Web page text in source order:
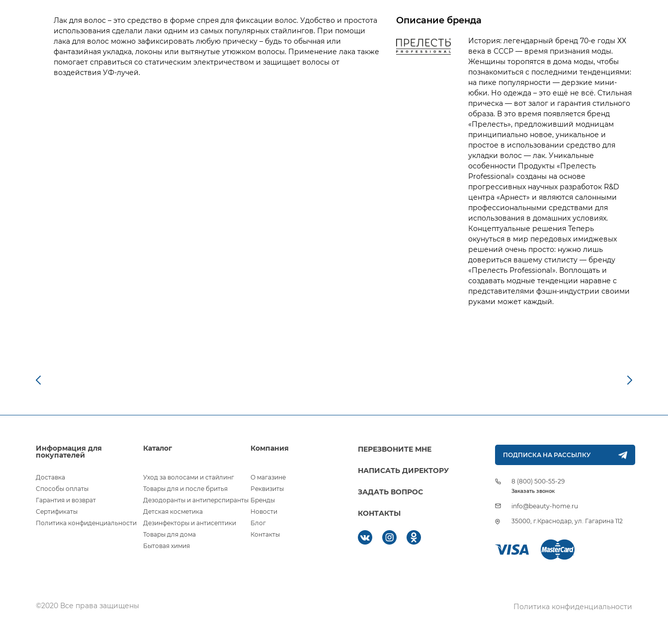
Лак для волос – это средство в форме спрея для фиксации волос. Удобство и простота
использования сделали лаки одним из самых популярных стайлингов. При помощи
лака для волос можно зафиксировать любую прическу – будь то обычная или
фантазийная укладка, локоны или вытянутые утюжком волосы. Применение лака также
помогает справиться со статическим электричеством и защищает волосы от
воздействия УФ-лучей.
Описание бренда
История: легендарный бренд 70-е годы ХХ
века в СССР — время признания моды.
Женщины торопятся в дома моды, чтобы
познакомиться с последними тенденциями:
на пике популярности — дерзкие мини-
юбки. Но одежда – это ещё не всё. Стильная
прическа — вот залог и гарантия стильного
образа. В это время появляется бренд
«Прелесть», предложивший модницам
принципиально новое, уникальное и
простое в использовании средство для
укладки волос — лак. Уникальные
особенности Продукты «Прелесть
Professional» созданы на основе
прогрессивных научных разработок R&D
центра «Арнест» и являются салонными
профессиональными средствами для
использования в домашних условиях.
Концептуальные решения Теперь
окунуться в мир передовых имиджевых
решений очень просто: нужно лишь
довериться вашему стилисту — бренду
«Прелесть Professional». Воплощать и
создавать модные тенденции наравне с
представителями фэшн-индустрии своими
руками может каждый.
Информация для
покупателей
Доставка
Способы оплаты
Гарантия и возврат
Сертификаты
Политика конфиденциальности
Каталог
Уход за волосами и стайлинг
Товары для и после бритья
Дезодоранты и антиперспиранты
Детская косметика
Дезинфекторы и антисептики
Товары для дома
Бытовая химия
Компания
О магазине
Реквизиты
Бренды
Новости
Блог
Контакты
ПЕРЕЗВОНИТЕ МНЕ
НАПИСАТЬ ДИРЕКТОРУ
ЗАДАТЬ ВОПРОС
КОНТАКТЫ
ПОДПИСКА НА РАССЫЛКУ
8 (800) 500-55-29
Заказать звонок
info@beauty-home.ru
35000, г.Краснодар, ул. Гагарина 112
©2020 Все права защищены Политика конфиденциальности